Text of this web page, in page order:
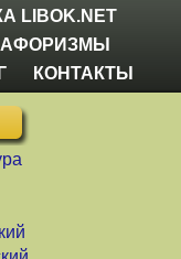
LIBOK.NET
КОНТАКТЫ